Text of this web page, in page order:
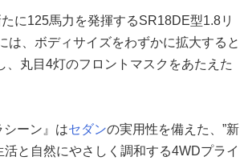
に125馬力を発揮するSR18DE型1.8リ
は、ボディサイズをわずかに拡大すると
丸目4灯のフロントマスクをあたえた
シーン』はセダンの実用性を備えた、”新
と自然にやさしく調和する4WDプライ